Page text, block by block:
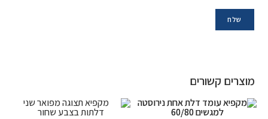
מוצרים קשורים